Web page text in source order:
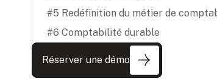
#5 Redéfinition du métier de
#6 Comptabilité durable
Réserver une démo